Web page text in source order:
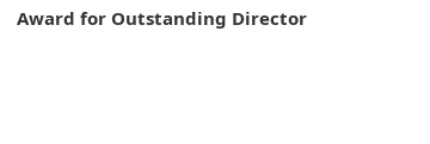
Award for Outstanding Director